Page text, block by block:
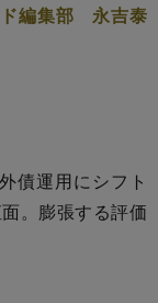
ド編集部 永吉泰
債運用にシフト
。膨張する評価